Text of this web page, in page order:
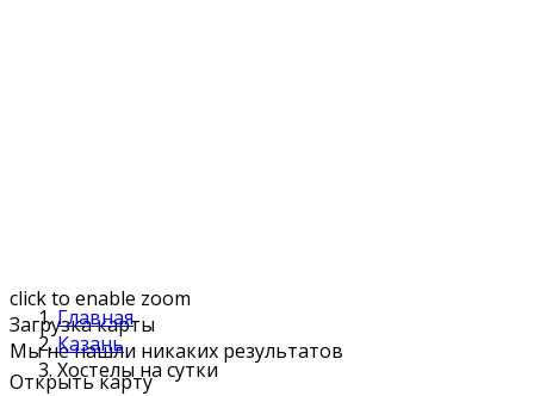
click to enable zoom
Загрузка карты
Мы не нашли никаких результатов
Открыть карту
Главная
Казань
Хостелы на сутки